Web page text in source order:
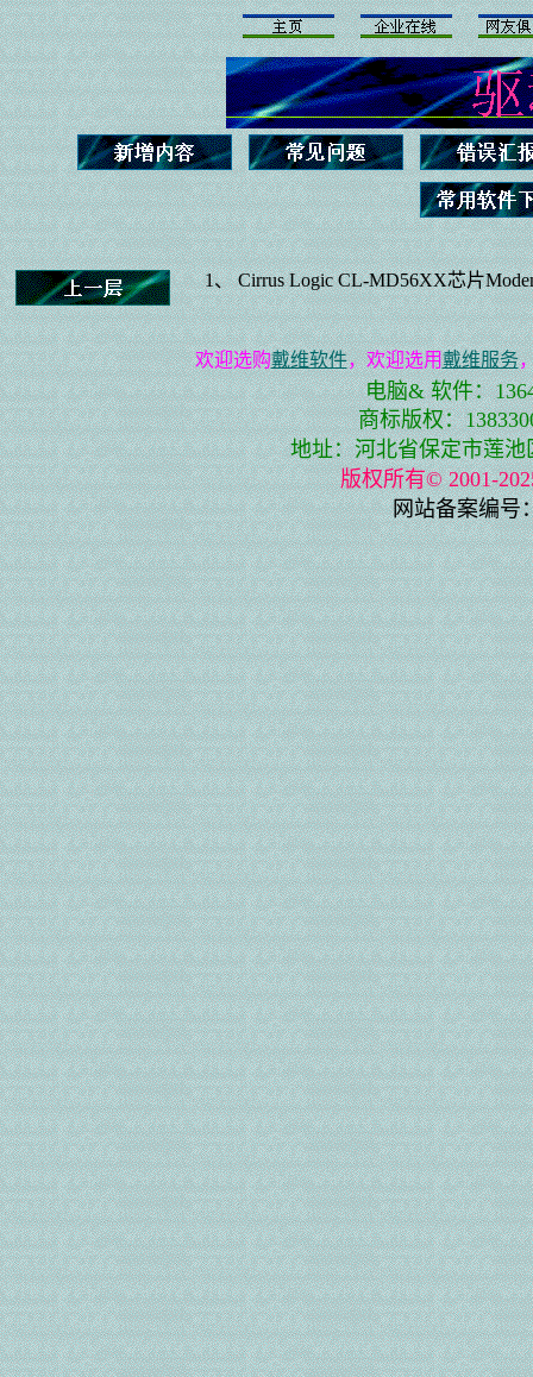
1、Cirrus Logic CL-MD56XX芯片
欢迎选购戴维软件，欢迎选用戴维服务
电脑& 软件：
商标版权：
地址：河北省保定市莲池
版权所有© 2001-
网站备案编号